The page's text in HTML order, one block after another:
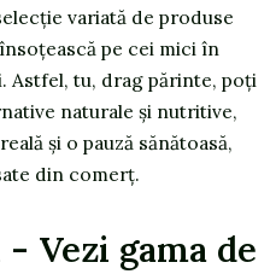
variată de produse
pe cei mici în
Astfel, tu, drag părinte, poți
naturale și nutritive,
și o pauză sănătoasă,
din comerț.
Vezi gama de